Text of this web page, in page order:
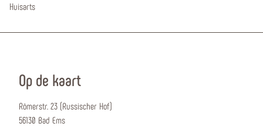
Huisarts
Op de kaart
Römerstr. 23 (Russischer Hof)
56130 Bad Ems